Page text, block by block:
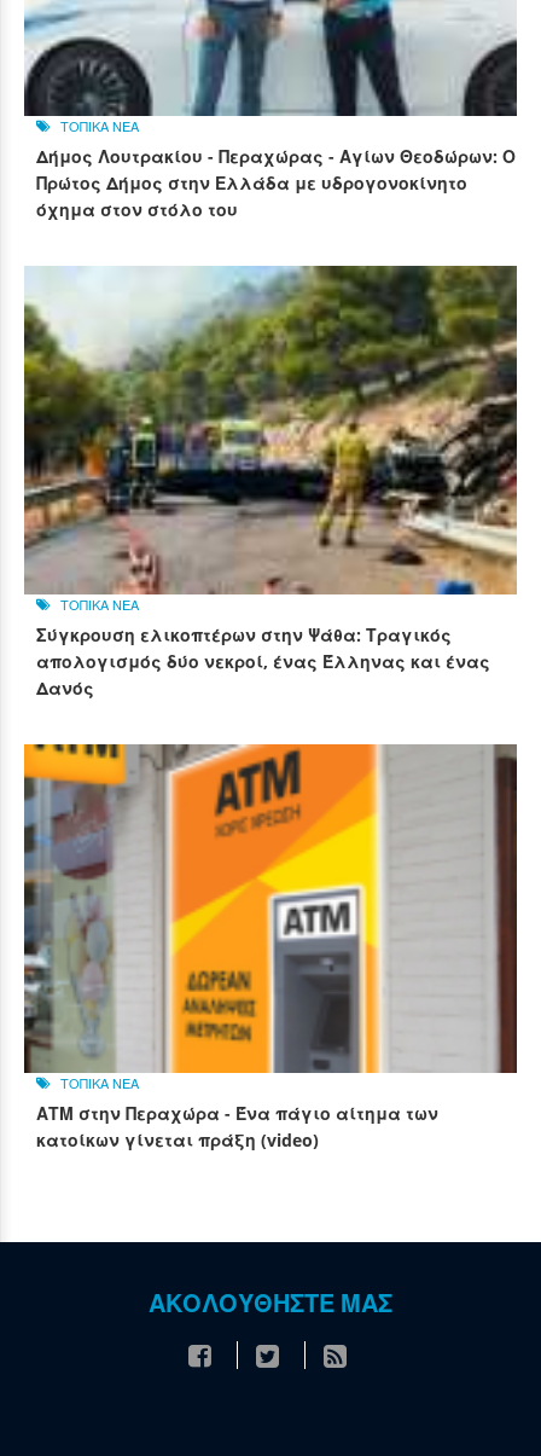
ΤΟΠΙΚΑ ΝΕΑ
Δήμος Λουτρακίου - Περαχώρας - Αγίων Θεοδώρων: Ο
Πρώτος Δήμος στην Ελλάδα με υδρογονοκίνητο
όχημα στον στόλο του
ΤΟΠΙΚΑ ΝΕΑ
Σύγκρουση ελικοπτέρων στην Ψάθα: Τραγικός
απολογισμός δύο νεκροί, ένας Έλληνας και ένας
Δανός
ΤΟΠΙΚΑ ΝΕΑ
ΑΤΜ στην Περαχώρα - Ένα πάγιο αίτημα των
κατοίκων γίνεται πράξη (video)
ΑΚΟΛΟΥΘΗΣΤΕ ΜΑΣ